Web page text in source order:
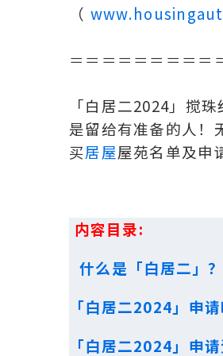
（
＝＝＝＝＝＝＝＝＝
「白居二2024」搅
是留给有准备的人！
买居屋屋苑名单及申
内容目录:
什么是「白居二」？
「白居二2024」申
「白居二2024」申